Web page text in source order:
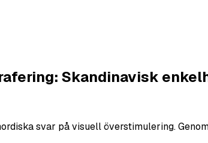
Skandinavisk
svar på visuell överstimulering.